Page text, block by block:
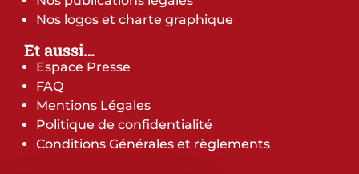
Nos logos et charte graphique
Et aussi…
Espace Presse
FAQ
Mentions Légales
Politique de confidentialité
Conditions Générales et règlements